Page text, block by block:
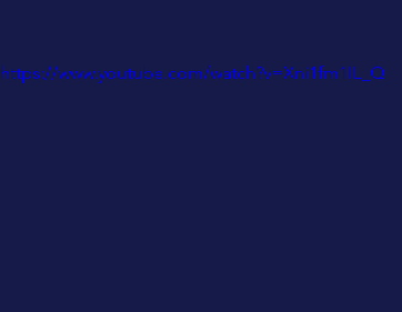
https://www.youtube.com/watch?v=Xni1fm1IL_Q